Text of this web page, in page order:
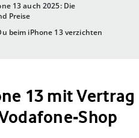
13 auch 2025: Die
Preise
beim iPhone 13 verzichten
13 mit Vertrag
Shop